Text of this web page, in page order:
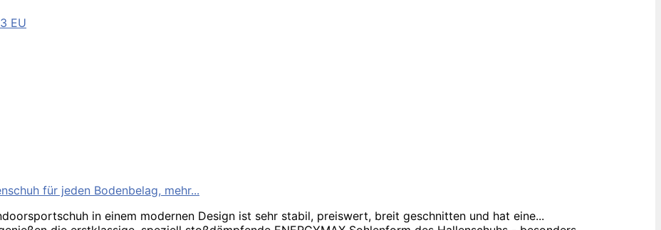
EU
für jeden Bodenbelag, mehr...
in einem modernen Design ist sehr stabil, preiswert, breit geschnitten und hat eine...